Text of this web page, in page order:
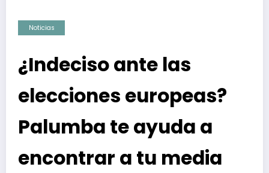
Noticias
¿Indeciso ante las
elecciones europeas?
Palumba te ayuda a
encontrar a tu media